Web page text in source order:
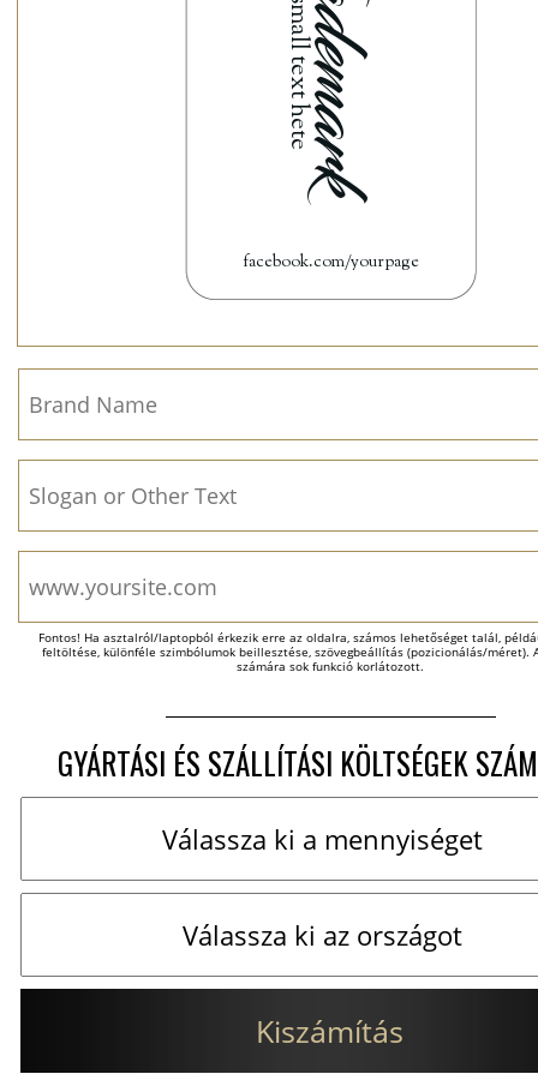
Fontos! Ha asztalról/laptopból érkezik erre az oldalra, számos lehetőséget talál,
feltöltése, különféle szimbólumok beillesztése, szövegbeállítás (pozicionálás/méret).
számára sok funkció korlátozott.
GYÁRTÁSI ÉS SZÁLLÍTÁSI KÖLTSÉGEK
Kiszámítás